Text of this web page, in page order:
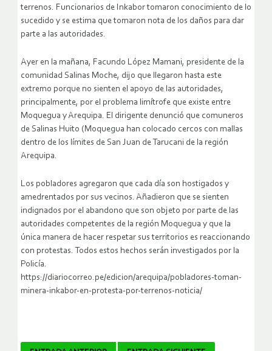
terrenos. Funcionarios de Inkabor tomaron conocimiento de lo
sucedido y se estima que tomaron nota de los daños para dar
parte a las autoridades.
Ayer en la mañana, Facundo López Mamani, presidente de la
comunidad Salinas Moche, dijo que llegaron hasta este
extremo porque no sienten el apoyo de las autoridades,
principalmente, por el problema limítrofe que existe entre
Moquegua y Arequipa. El dirigente denunció que comuneros
de Salinas Huito (Moquegua han colocado cercos con mallas
dentro de los límites de San Juan de Tarucani de la región
Arequipa.
Los pobladores agregaron que cada día son hostigados y
amedrentados por sus vecinos. Añadieron que se sienten
indignados por el abandono que son objeto por parte de las
autoridades competentes de la región Moquegua y que la
única manera de hacer respetar sus territorios es reaccionando
con protestas. Todos estos hechos serán investigados por la
Policía.
https://diariocorreo.pe/edicion/arequipa/pobladores-toman-
minera-inkabor-en-protesta-por-terrenos-noticia/